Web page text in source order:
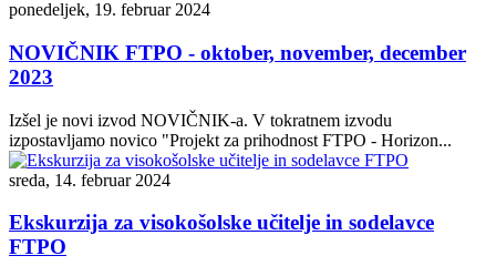
ponedeljek, 19. februar 2024
NOVIČNIK FTPO - oktober, november, december
2023
Izšel je novi izvod NOVIČNIK-a. V tokratnem izvodu
izpostavljamo novico "Projekt za prihodnost FTPO - Horizon...
sreda, 14. februar 2024
Ekskurzija za visokošolske učitelje in sodelavce
FTPO